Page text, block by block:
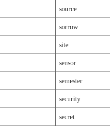
source
sorrow
site
sensor
semester
security
secret